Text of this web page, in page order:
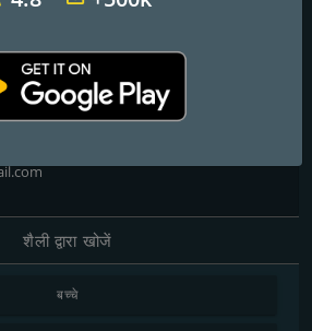
,Panickers Tower ,Vandanam
शैली द्वारा खोजें
बच्चे